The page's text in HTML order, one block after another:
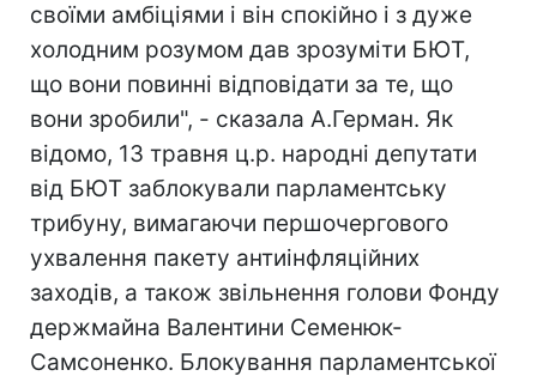
своїми амбіціями і він спокійно і з дуже
холодним розумом дав зрозуміти БЮТ,
що вони повинні відповідати за те, що
вони зробили", - сказала А.Герман. Як
відомо, 13 травня ц.р. народні депутати
від БЮТ заблокували парламентську
трибуну, вимагаючи першочергового
ухвалення пакету антиінфляційних
заходів, а також звільнення голови Фонду
держмайна Валентини Семенюк-
Самсоненко. Блокування парламентської